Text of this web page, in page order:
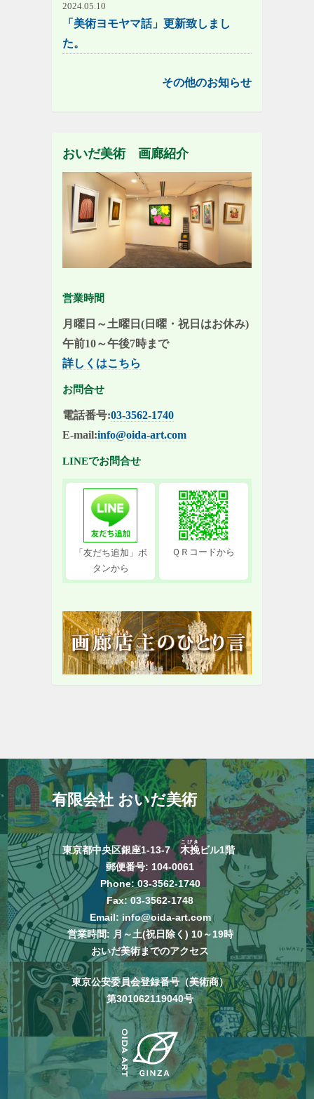
2024.05.10
「美術ヨモヤマ話」更新致しまし
た。
その他のお知らせ
おいだ美術 画廊紹介
営業時間
月曜日～土曜日(日曜・祝日はお休み)
午前10～午後7時まで
詳しくはこちら
お問合せ
電話番号:03-3562-1740
E-mail:info@oida-art.com
LINEでお問合せ
「友だち追加」ボ
タンから
ＱＲコードから
有限会社 おいだ美術
東京都中央区銀座1-13-7木挽
こびき
ビル1階
郵便番号: 104-0061
Phone: 03-3562-1740
Fax: 03-3562-1748
Email: info@oida-art.com
営業時間: 月～土(祝日除く) 10～19時
おいだ美術までのアクセス
東京公安委員会登録番号（美術商）
第301062119040号